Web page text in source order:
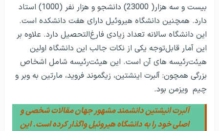
بیست و سه هزار( 23000) دانشجو و هزار نفر (1000) استاد
دارد. همچنین دانشگاه هیروئیل دارای هفت دانشکده است.
این دانشگاه سالانه تعداد زیادی فارغ‌التحصیل دارد. علاوه بر
این آمار قابل‌توجه یکی از نکات جالب این دانشگاه اولین
هیئت‌رئیسه های آن است. این هیئت‌رئیسه شامل اشخاص
بزرگی همچون: آلبرت اینشتین، زیگموند فروید، مارتین به وبر و
چیم ویزمن بود.
آلبرت انیشتین دانشمند مشهور جهان مقالات شخصی و
اصلی خود را به دانشگاه هیروئیل واگذار کرده است. این